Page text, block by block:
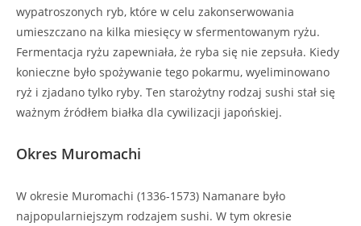
wypatroszonych ryb, które w celu zakonserwowania
umieszczano na kilka miesięcy w sfermentowanym ryżu.
Fermentacja ryżu zapewniała, że ​​ryba się nie zepsuła. Kiedy
konieczne było spożywanie tego pokarmu, wyeliminowano
ryż i zjadano tylko ryby. Ten starożytny rodzaj sushi stał się
ważnym źródłem białka dla cywilizacji japońskiej.
Okres Muromachi
W okresie Muromachi (1336-1573) Namanare było
najpopularniejszym rodzajem sushi. W tym okresie